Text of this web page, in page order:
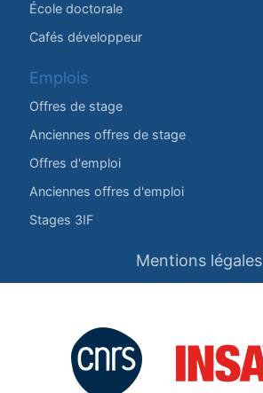
École doctorale
Cafés développeur
Emplois
Offres de stage
Anciennes offres de stage
Offres d'emploi
Anciennes offres d'emploi
Stages 3IF
Mentions légales